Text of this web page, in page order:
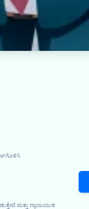
ಮತ್ತು ನ್ಯಾಯಯುತ